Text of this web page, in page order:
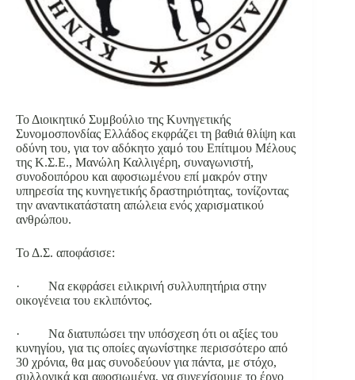
Το Διοικητικό Συμβούλιο της Κυνηγετικής
Συνομοσπονδίας Ελλάδος εκφράζει τη βαθιά θλίψη και
οδύνη του, για τον αδόκητο χαμό του Επίτιμου Μέλους
της Κ.Σ.Ε., Μανώλη Καλλιγέρη, συναγωνιστή,
συνοδοιπόρου και αφοσιωμένου επί μακρόν στην
υπηρεσία της κυνηγετικής δραστηριότητας, τονίζοντας
την αναντικατάστατη απώλεια ενός χαρισματικού
ανθρώπου.
Το Δ.Σ. αποφάσισε:
· Να εκφράσει ειλικρινή συλλυπητήρια στην
οικογένεια του εκλιπόντος.
· Να διατυπώσει την υπόσχεση ότι οι αξίες του
κυνηγίου, για τις οποίες αγωνίστηκε περισσότερο από
30 χρόνια, θα μας συνοδεύουν για πάντα, με στόχο,
συλλογικά και αφοσιωμένα, να συνεχίσουμε το έργο